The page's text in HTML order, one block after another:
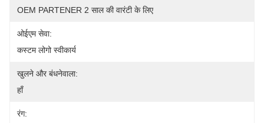
OEM PARTENER 2 साल की वारंटी के लिए
ओईएम सेवा:
कस्टम लोगो स्वीकार्य
खुलने और बंधनेवाला:
हाँ
रंग: